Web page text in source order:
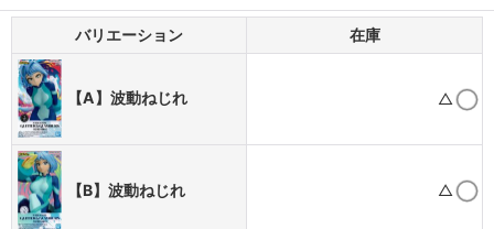
バリエーション 在庫
【A】波動ねじれ △
【B】波動ねじれ △